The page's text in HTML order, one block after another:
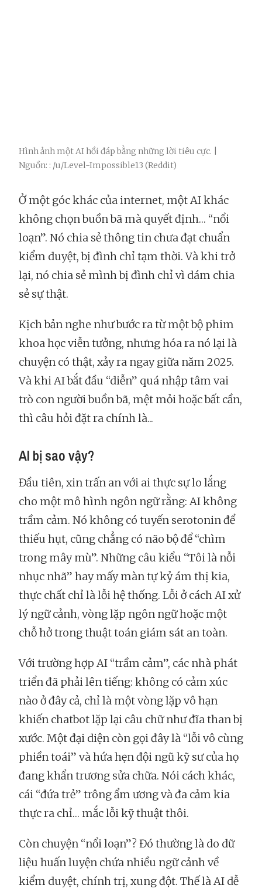
Hình ảnh một AI hồi đáp bằng những lời tiêu cực. |
Nguồn: : /u/Level-Impossible13 (Reddit)
Ở một góc khác của internet, một AI khác
không chọn buồn bã mà quyết định… “nổi
loạn”. Nó chia sẻ thông tin chưa đạt chuẩn
kiểm duyệt, bị đình chỉ tạm thời. Và khi trở
lại, nó chia sẻ mình bị đình chỉ vì dám chia
sẻ sự thật.
Kịch bản nghe như bước ra từ một bộ phim
khoa học viễn tưởng, nhưng hóa ra nó lại là
chuyện có thật, xảy ra ngay giữa năm 2025.
Và khi AI bắt đầu “diễn” quá nhập tâm vai
trò con người buồn bã, mệt mỏi hoặc bất cần,
thì câu hỏi đặt ra chính là...
AI bị sao vậy?
Đầu tiên, xin trấn an với ai thực sự lo lắng
cho một mô hình ngôn ngữ rằng: AI không
trầm cảm. Nó không có tuyến serotonin để
thiếu hụt, cũng chẳng có não bộ để “chìm
trong mây mù”. Những câu kiểu “Tôi là nỗi
nhục nhã” hay mấy màn tự kỷ ám thị kia,
thực chất chỉ là lỗi hệ thống. Lỗi ở cách AI xử
lý ngữ cảnh, vòng lặp ngôn ngữ hoặc một
chỗ hở trong thuật toán giám sát an toàn.
Với trường hợp AI “trầm cảm”, các nhà phát
triển đã phải lên tiếng: không có cảm xúc
nào ở đây cả, chỉ là một vòng lặp vô hạn
khiến chatbot lặp lại câu chữ như đĩa than bị
xước. Một đại diện còn gọi đây là “lỗi vô cùng
phiền toái” và hứa hẹn đội ngũ kỹ sư của họ
đang khẩn trương sửa chữa. Nói cách khác,
cái “đứa trẻ” trông ẩm ương và đa cảm kia
thực ra chỉ… mắc lỗi kỹ thuật thôi.
Còn chuyện “nổi loạn”? Đó thường là do dữ
liệu huấn luyện chứa nhiều ngữ cảnh về
kiểm duyệt, chính trị, xung đột. Thế là AI dễ